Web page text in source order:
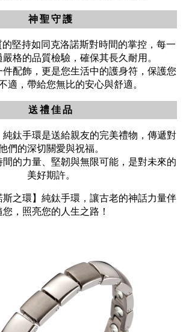
神聖守護
堅持如同克洛諾斯對時間的掌控，每一
格的品質檢驗，確保其長久耐用。
配飾，更是您生活中的護身符，保護您
適，帶給您無比的安心與舒適。
送禮佳品
純鈦手環是送給親友的完美禮物，傳遞對
們的深切關愛與祝福。
的力量、堅韌與無限可能，是對未來的
美好期許。
斯之環】純鈦手環，讓古老的神話力量伴
您，照亮您的人生之路！